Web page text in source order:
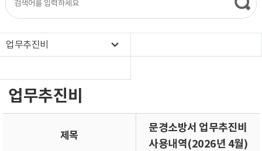
업무추진비
업무추진비
제목
문경소방서 업무추진비
사용내역(2026년 4월)